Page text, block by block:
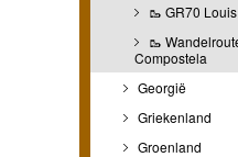
🥾 GR70
🥾
Compostela
Georgië
Griekenland
Groenland